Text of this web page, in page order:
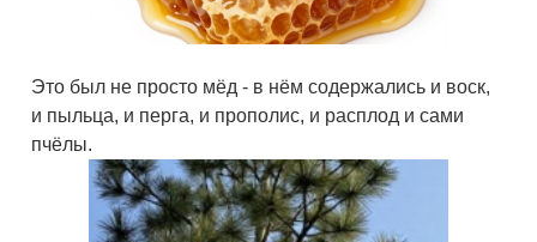
Это был не просто мёд - в нём содержались и воск,
и пыльца, и перга, и прополис, и расплод и сами
пчёлы.